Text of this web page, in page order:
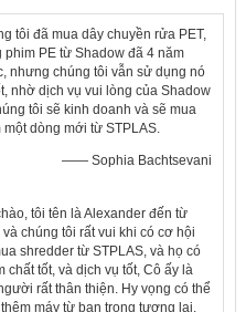
tôi đã mua dây chuyền rửa PET,
phim PE từ Shadow đã 4 năm
nhưng chúng tôi vẫn sử dụng nó
nhờ dịch vụ vui lòng của Shadow
tôi sẽ kinh doanh và sẽ mua
một dòng mới từ STPLAS.
—— Sophia Bachtsevani
tôi tên là Alexander đến từ
và chúng tôi rất vui khi có cơ hội
shredder từ STPLAS, và họ có
chất tốt, và dịch vụ tốt, Cô ấy là
rất thân thiện. Hy vọng có thể
máy từ bạn trong tương lai.